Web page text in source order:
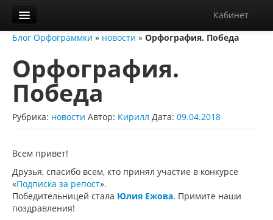
Кабинет
Орфограммка
Библиотека
Блог
О нас
Справка
Диктанты
Блог Орфограммки » новости » Орфография. Победа
Орфография.
Победа
Рубрика: новости Автор: Кирилл Дата: 09.04.2018
Всем привет!
Друзья, спасибо всем, кто принял участие в конкурсе
«Подписка за репост».
Победительницей стала Юлия Ежова. Примите наши
поздравления!